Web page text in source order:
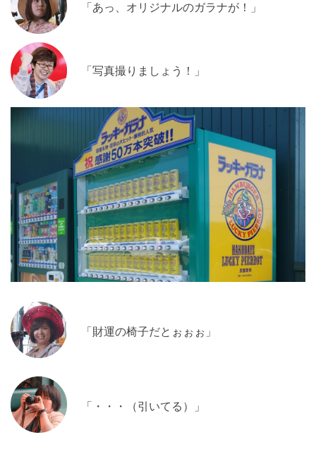
「あっ、オリジナルのガラナが！」
「写真撮りましょう！」
「財運の椅子だとぉぉぉ」
「・・・（引いてる）」